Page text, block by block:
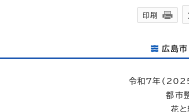
印刷
広島
令和7年
都市
花と